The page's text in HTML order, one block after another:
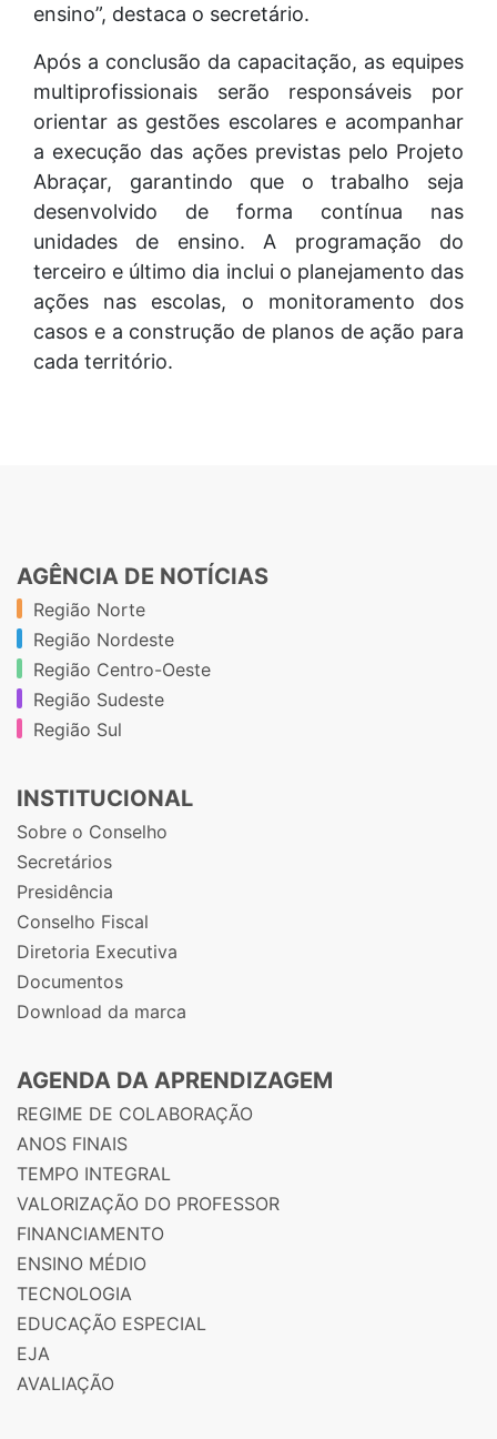
ensino”, destaca o secretário.
Após a conclusão da capacitação, as equipes
multiprofissionais serão responsáveis por
orientar as gestões escolares e acompanhar
a execução das ações previstas pelo Projeto
Abraçar, garantindo que o trabalho seja
desenvolvido de forma contínua nas
unidades de ensino. A programação do
terceiro e último dia inclui o planejamento das
ações nas escolas, o monitoramento dos
casos e a construção de planos de ação para
cada território.
AGÊNCIA DE NOTÍCIAS
Região Norte
Região Nordeste
Região Centro-Oeste
Região Sudeste
Região Sul
INSTITUCIONAL
Sobre o Conselho
Secretários
Presidência
Conselho Fiscal
Diretoria Executiva
Documentos
Download da marca
AGENDA DA APRENDIZAGEM
REGIME DE COLABORAÇÃO
ANOS FINAIS
TEMPO INTEGRAL
VALORIZAÇÃO DO PROFESSOR
FINANCIAMENTO
ENSINO MÉDIO
TECNOLOGIA
EDUCAÇÃO ESPECIAL
EJA
AVALIAÇÃO